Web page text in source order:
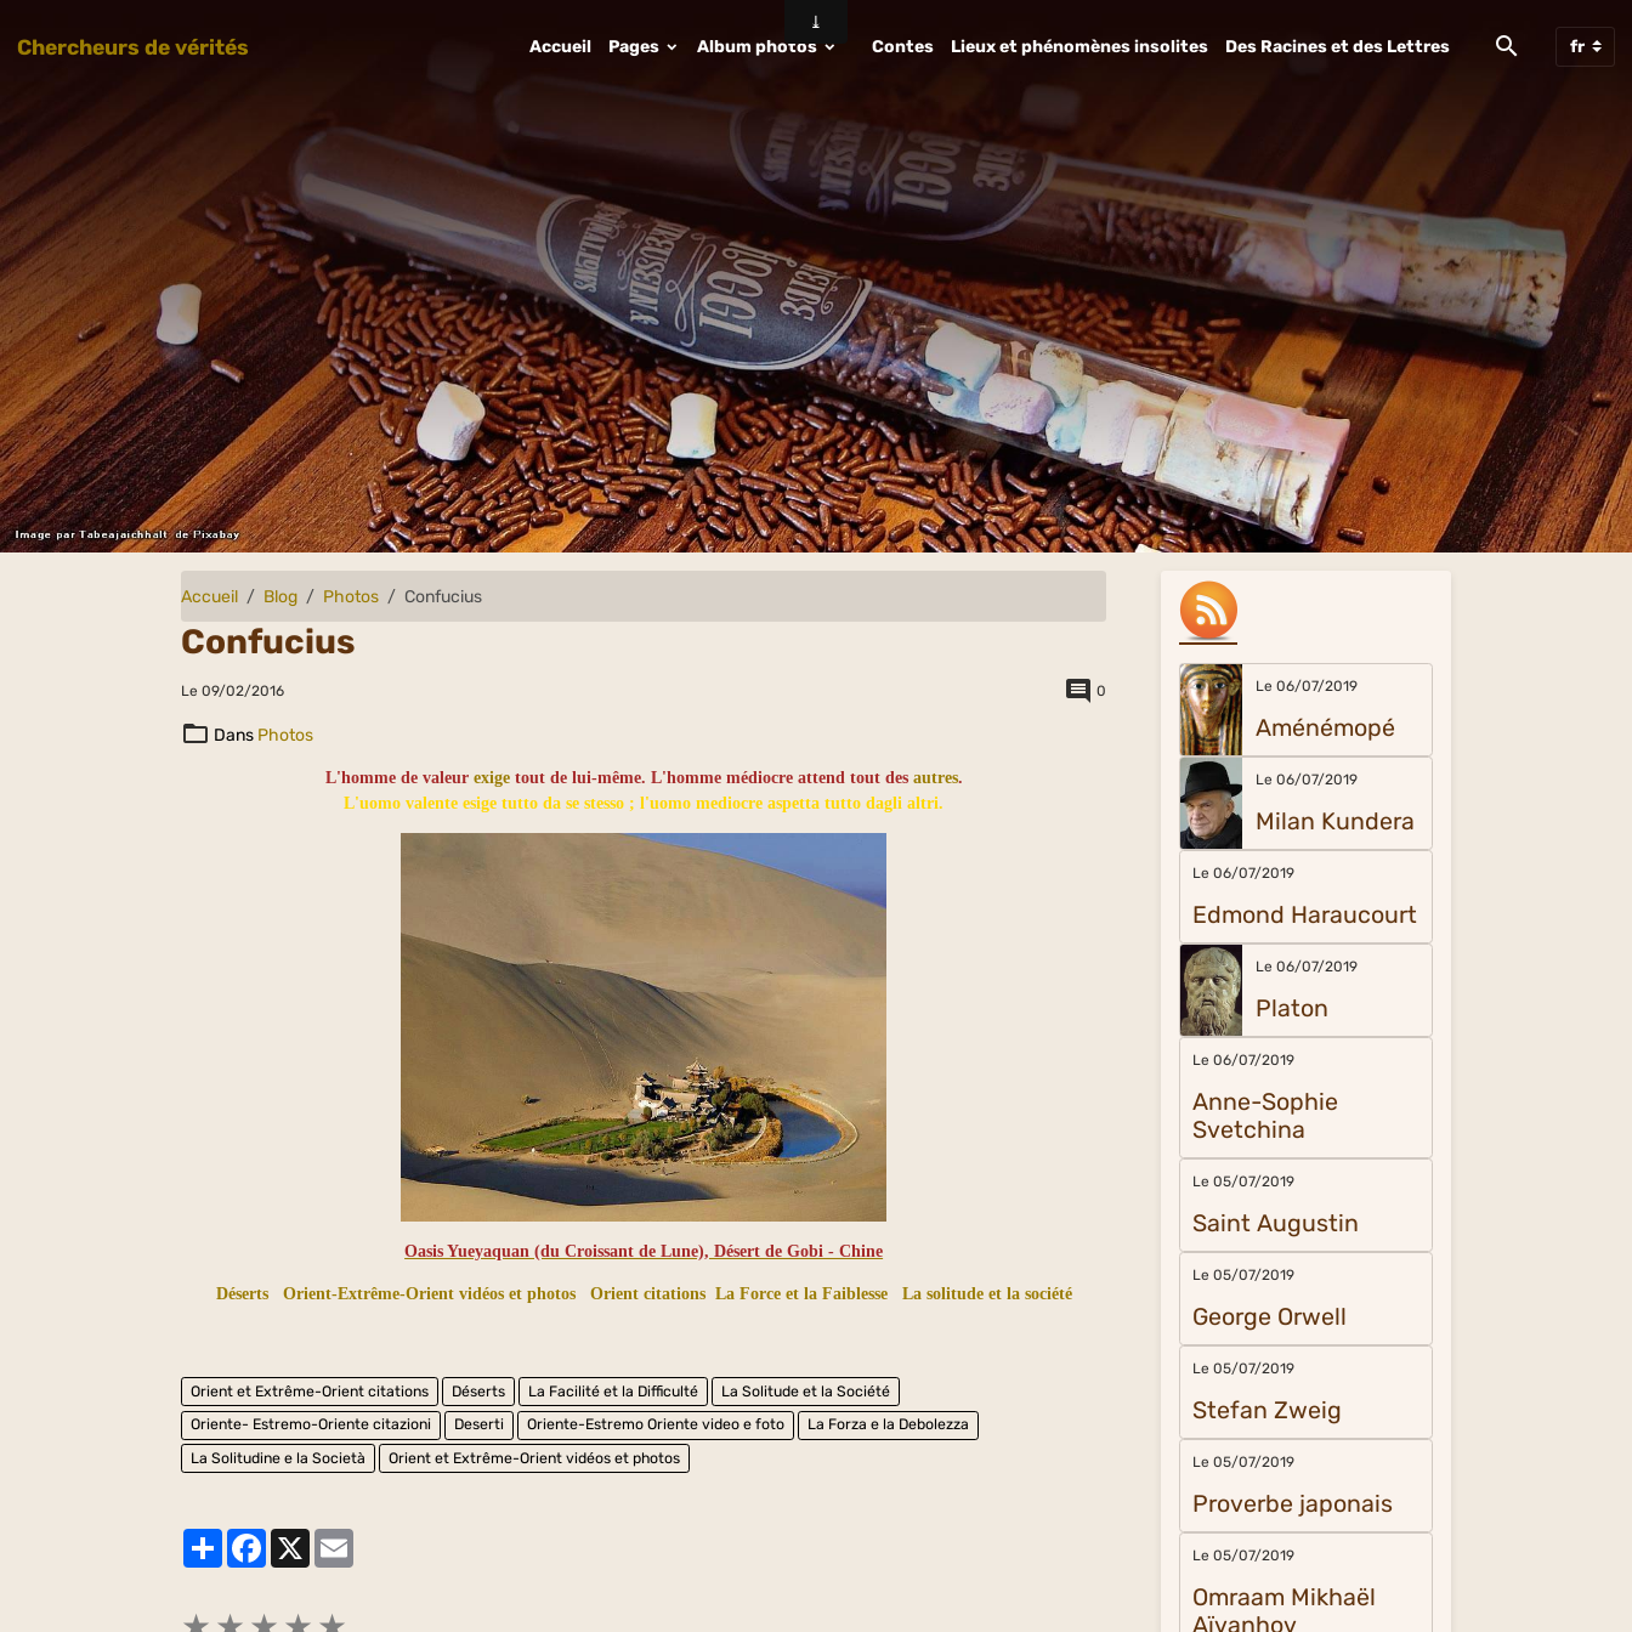
Chercheurs de vérités Accueil Pages Album photos Contes Lieux et phénomènes insolites Des Racines et des Lettres
Accueil Blog Photos Confucius
Confucius
Le 09/02/2016 0
Dans Photos
L'homme de valeur exige tout de lui-même. L'homme médiocre attend tout des autres.
L'uomo valente esige tutto da se stesso ; l'uomo mediocre aspetta tutto dagli altri.
Oasis Yueyaquan (du Croissant de Lune), Désert de Gobi - Chine
Déserts Orient-Extrême-Orient vidéos et photos Orient citations La Force et la Faiblesse La solitude et la société
Orient et Extrême-Orient citations Déserts La Facilité et la Difficulté
La Solitude et la Société
Oriente- Estremo-Oriente citazioni
Deserti Oriente-Estremo Oriente video e foto
La Forza e la Debolezza
La Solitudine e la Società
Orient et Extrême-Orient vidéos et photos
PartagerFacebook
X
Le 06/07/2019
Aménémopé
Le 06/07/2019
Milan Kundera
Le 06/07/2019
Edmond Haraucourt
Le 06/07/2019
Platon
Le 06/07/2019
Anne-Sophie
Svetchina
Le 05/07/2019
Saint Augustin
Le 05/07/2019
George Orwell
Le 05/07/2019
Stefan Zweig
Le 05/07/2019
Proverbe japonais
Le 05/07/2019
Omraam Mikhaël
Aïvanhov